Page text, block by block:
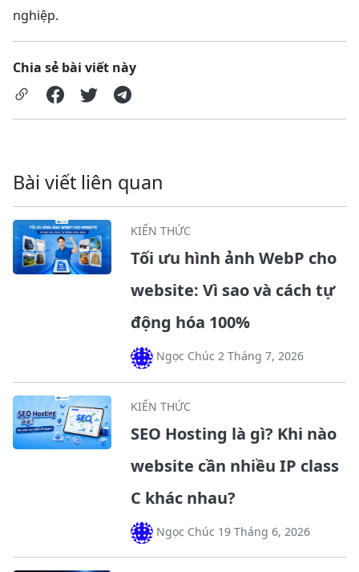
nghiệp.
Chia sẻ bài viết này
Bài viết liên quan
KIẾN THỨC
Tối ưu hình ảnh WebP cho
website: Vì sao và cách tự
động hóa 100%
Ngọc Chúc 2 Tháng 7, 2026
KIẾN THỨC
SEO Hosting là gì? Khi nào
website cần nhiều IP class
C khác nhau?
Ngọc Chúc 19 Tháng 6, 2026